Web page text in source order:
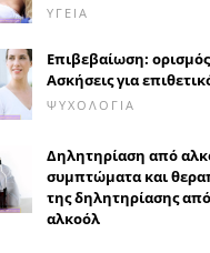
ΥΓΕΊΑ
Επιβεβαίωση:
Ασκήσεις για
ΨΥΧΟΛΟΓΊΑ
Δηλητηρίαση από
συμπτώματα και
της δηλητηρίασης από
αλκοόλ